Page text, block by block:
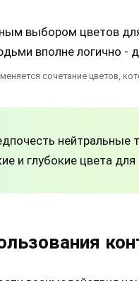
сочетание цветов,
нейтральные
и глубокие цвета